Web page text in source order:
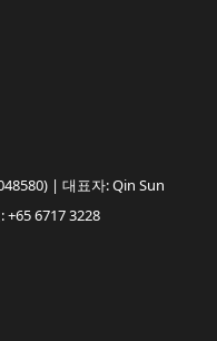
| 대표자: Qin Sun
+65 6717 3228